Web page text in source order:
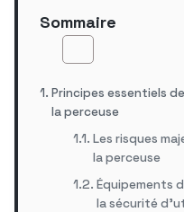
Sommaire
Principes essentiels
la perceuse
Les risques
la perceuse
Équipements
la sécurité